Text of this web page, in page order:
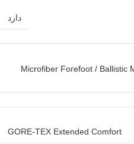
دارد
Microfiber Forefoot / Ballistic
GORE-TEX Extended Comfort